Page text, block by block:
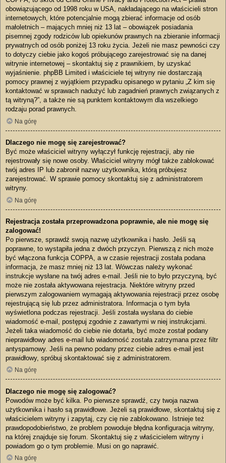
obowiązującego od 1998 roku w USA, nakładającego na właścicieli stron
internetowych, które potencjalnie mogą zbierać informacje od osób
małoletnich – mających mniej niż 13 lat – obowiązek posiadania
pisemnej zgody rodziców lub opiekunów prawnych na zbieranie informacji
prywatnych od osób poniżej 13 roku życia. Jeżeli nie masz pewności czy
to dotyczy ciebie jako kogoś próbującego zarejestrować się na danej
witrynie internetowej – skontaktuj się z prawnikiem, by uzyskać
wyjaśnienie. phpBB Limited i właściciele tej witryny nie dostarczają
pomocy prawnej z wyjątkiem przypadku opisanego w pytaniu „Z kim się
kontaktować w sprawach nadużyć lub zagadnień prawnych związanych z
tą witryną?”, a także nie są punktem kontaktowym dla wszelkiego
rodzaju porad prawnych.
Na górę
Dlaczego nie mogę się zarejestrować?
Być może właściciel witryny wyłączył funkcję rejestracji, aby nie
rejestrowały się nowe osoby. Właściciel witryny mógł także zablokować
twój adres IP lub zabronił nazwy użytkownika, którą próbujesz
zarejestrować. W sprawie pomocy skontaktuj się z administratorem
witryny.
Na górę
Rejestracja została przeprowadzona poprawnie, ale nie mogę się
zalogować!
Po pierwsze, sprawdź swoją nazwę użytkownika i hasło. Jeśli są
poprawne, to wystąpiła jedna z dwóch przyczyn. Pierwszą z nich może
być włączona funkcja COPPA, a w czasie rejestracji została podana
informacja, że masz mniej niż 13 lat. Wówczas należy wykonać
instrukcje wysłane na twój adres e-mail. Jeśli nie to było przyczyną, być
może nie została aktywowana rejestracja. Niektóre witryny przed
pierwszym zalogowaniem wymagają aktywowania rejestracji przez osobę
rejestrującą się lub przez administratora. Informacja o tym była
wyświetlona podczas rejestracji. Jeśli została wysłana do ciebie
wiadomość e-mail, postępuj zgodnie z zawartymi w niej instrukcjami.
Jeżeli taka wiadomość do ciebie nie dotarła, być może został podany
nieprawidłowy adres e-mail lub wiadomość została zatrzymana przez filtr
antyspamowy. Jeśli na pewno podany przez ciebie adres e-mail jest
prawidłowy, spróbuj skontaktować się z administratorem.
Na górę
Dlaczego nie mogę się zalogować?
Powodów może być kilka. Po pierwsze sprawdź, czy twoja nazwa
użytkownika i hasło są prawidłowe. Jeżeli są prawidłowe, skontaktuj się z
właścicielem witryny i zapytaj, czy cię nie zablokowano. Istnieje też
prawdopodobieństwo, że problem powoduje błędna konfiguracja witryny,
na której znajduje się forum. Skontaktuj się z właścicielem witryny i
powiadom go o tym problemie. Musi on go naprawić.
Na górę